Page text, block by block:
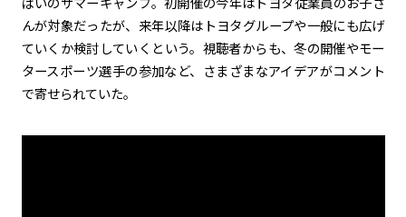
んが対象だったが、来年以降はトヨタグループや一般にも広げ
ていくか検討していくという。視聴者からも、冬の開催やモー
タースポーツ選手の参加など、さまざまなアイデアがコメント
で寄せられていた。